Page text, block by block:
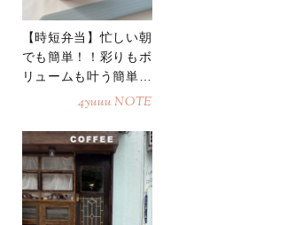
【時短弁当】忙しい朝
でも簡単！！彩りもボ
リュームも叶う簡単そ
4yuuu NOTE